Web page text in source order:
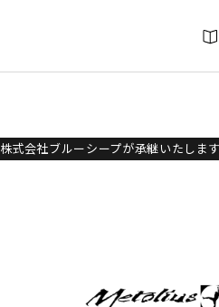
会社ブルーシープが承継いたします